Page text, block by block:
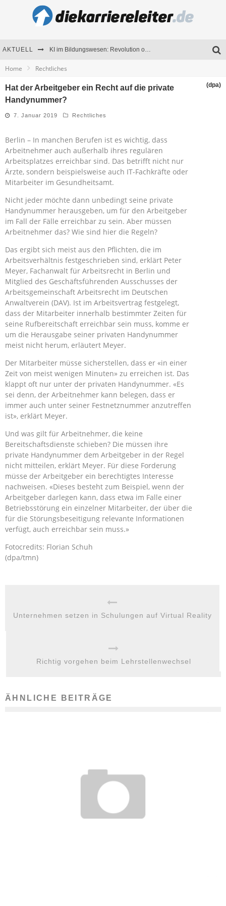
AKTUELL KI im Bildungswesen: Revolution oder Risiko für Schulen und Universitäten?
Seminare als Motivationsmotor – Wie Weiterbildung Mitarbeiter nachhaltig begeistert
Home Rechtliches
Hat der Arbeitgeber ein Recht auf die private
Handynummer?
(dpa)
7. Januar 2019 Rechtliches
Berlin – In manchen Berufen ist es wichtig, dass
Arbeitnehmer auch außerhalb ihres regulären
Arbeitsplatzes erreichbar sind. Das betrifft nicht nur
Ärzte, sondern beispielsweise auch IT-Fachkräfte oder
Mitarbeiter im Gesundheitsamt.
Nicht jeder möchte dann unbedingt seine private
Handynummer herausgeben, um für den Arbeitgeber
im Fall der Fälle erreichbar zu sein. Aber müssen
Arbeitnehmer das? Wie sind hier die Regeln?
Das ergibt sich meist aus den Pflichten, die im
Arbeitsverhältnis festgeschrieben sind, erklärt Peter
Meyer, Fachanwalt für Arbeitsrecht in Berlin und
Mitglied des Geschäftsführenden Ausschusses der
Arbeitsgemeinschaft Arbeitsrecht im Deutschen
Anwaltverein (DAV). Ist im Arbeitsvertrag festgelegt,
dass der Mitarbeiter innerhalb bestimmter Zeiten für
seine Rufbereitschaft erreichbar sein muss, komme er
um die Herausgabe seiner privaten Handynummer
meist nicht herum, erläutert Meyer.
Der Mitarbeiter müsse sicherstellen, dass er «in einer
Zeit von meist wenigen Minuten» zu erreichen ist. Das
klappt oft nur unter der privaten Handynummer. «Es
sei denn, der Arbeitnehmer kann belegen, dass er
immer auch unter seiner Festnetznummer anzutreffen
ist», erklärt Meyer.
Und was gilt für Arbeitnehmer, die keine
Bereitschaftsdienste schieben? Die müssen ihre
private Handynummer dem Arbeitgeber in der Regel
nicht mitteilen, erklärt Meyer. Für diese Forderung
müsse der Arbeitgeber ein berechtigtes Interesse
nachweisen. «Dieses besteht zum Beispiel, wenn der
Arbeitgeber darlegen kann, dass etwa im Falle einer
Betriebsstörung ein einzelner Mitarbeiter, der über die
für die Störungsbeseitigung relevante Informationen
verfügt, auch erreichbar sein muss.»
Fotocredits: Florian Schuh
(dpa/tmn)
Unternehmen setzen in Schulungen auf Virtual Reality
Richtig vorgehen beim Lehrstellenwechsel
ÄHNLICHE BEITRÄGE